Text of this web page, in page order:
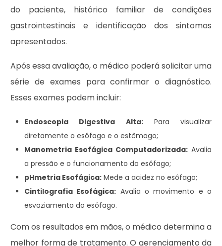
do paciente, histórico familiar de condições
gastrointestinais e identificação dos sintomas
apresentados.
Após essa avaliação, o médico poderá solicitar uma
série de exames para confirmar o diagnóstico.
Esses exames podem incluir:
Endoscopia Digestiva Alta:Para visualizar
diretamente o esôfago e o estômago;
Manometria Esofágica Computadorizada: Avalia
a pressão e o funcionamento do esôfago;
pHmetria Esofágica: Mede a acidez no esôfago;
Cintilografia Esofágica: Avalia o movimento e o
esvaziamento do esôfago.
Com os resultados em mãos, o médico determina a
melhor forma de tratamento. O gerenciamento da